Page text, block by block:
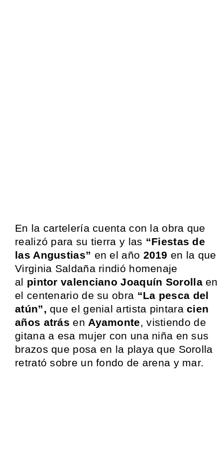
En la cartelería cuenta con la obra que
realizó para su tierra y las “Fiestas de
las Angustias” en el año 2019 en la que
Virginia Saldaña rindió homenaje
al pintor valenciano Joaquín Sorollaen
el centenario de su obra “La pesca del
atún”, que el genial artista pintaracien
años atrás en Ayamonte, vistiendo de
gitana a esa mujer con una niña en sus
brazos que posa en la playa que Sorolla
retrató sobre un fondo de arena y mar.